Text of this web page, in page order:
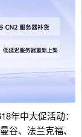
年中大促活动：
谷、法兰克福、